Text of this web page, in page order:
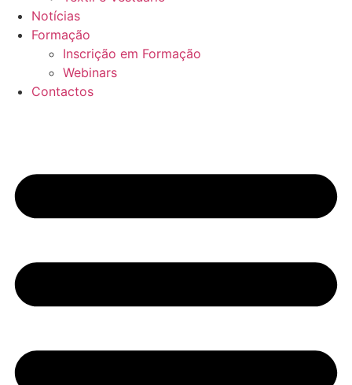
Notícias
Formação
Inscrição em Formação
Webinars
Contactos